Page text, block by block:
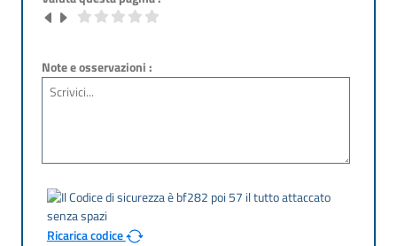
Note e osservazioni :
Ricarica codice